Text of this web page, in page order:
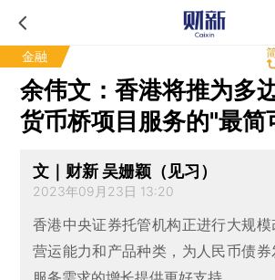
金融
余伟文：香港将推为多
货币桥项目服务的"最简
文｜财新 吴姗颖（见习）
2023年09月23日 13:20
香港中央证券托管机构正进行大规
营运能力和产品种类，为人民币债